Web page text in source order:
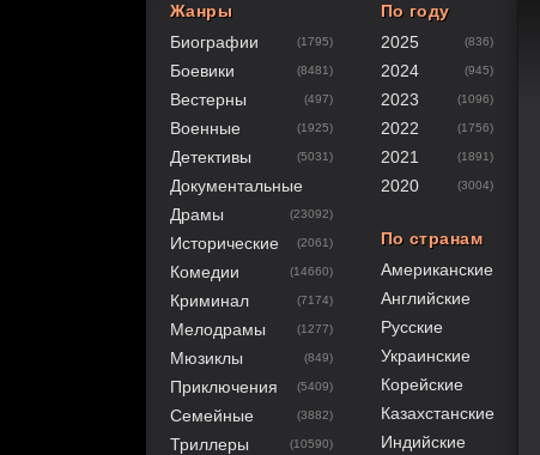
80
1 2 3 4
Жанры
Биографии
(1795)
Боевики (8481)
Вестерны (497)
Военные (1925)
Детективы (5031)
Документальные
Драмы
(23092)
Исторические (2061)
Комедии (14660)
Криминал (7174)
Мелодрамы (1277)
Мюзиклы (849)
Приключения (5409)
Семейные (3882)
Триллеры (10590)
По году
2025
(836)
2024 (945)
2023 (1096)
2022 (1756)
2021 (1891)
2020 (3004)
По странам
Американские
Английские
Русские
Украинские
Корейские
Казахстанские
Индийские